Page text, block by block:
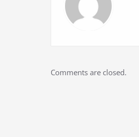
Comments are closed.